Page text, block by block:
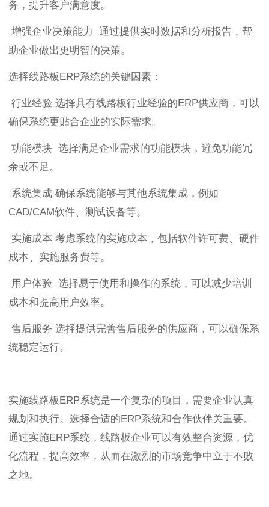
务，提升客户满意度。
增强企业决策能力 通过提供实时数据和分析报告，帮
助企业做出更明智的决策。
选择线路板ERP系统的关键因素：
行业经验 选择具有线路板行业经验的ERP供应商，可以
确保系统更贴合企业的实际需求。
功能模块 选择满足企业需求的功能模块，避免功能冗
余或不足。
系统集成 确保系统能够与其他系统集成，例如
CAD/CAM软件、测试设备等。
实施成本 考虑系统的实施成本，包括软件许可费、硬件
成本、实施服务费等。
用户体验 选择易于使用和操作的系统，可以减少培训
成本和提高用户效率。
售后服务 选择提供完善售后服务的供应商，可以确保系
统稳定运行。
实施线路板ERP系统是一个复杂的项目，需要企业认真
规划和执行。选择合适的ERP系统和合作伙伴关重要。
通过实施ERP系统，线路板企业可以有效整合资源，优
化流程，提高效率，从而在激烈的市场竞争中立于不败
之地。